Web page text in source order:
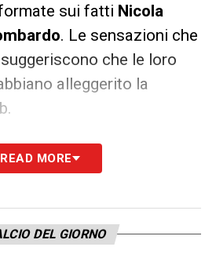
sui fatti Nicola
. Le sensazioni che
che le loro
alleggerito la
coinvolta la
difensiva, con i legali
De Gennaro
READ MORE
DEL GIORNO